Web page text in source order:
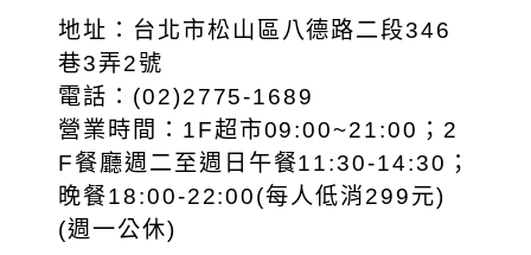
地址：台北市松山區八德路二段346
巷3弄2號
電話：(02)2775-1689
營業時間：1F超市09:00~21:00；2
F餐廳週二至週日午餐11:30-14:30；
晚餐18:00-22:00(每人低消299元)
(週一公休)